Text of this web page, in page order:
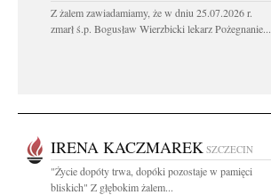
Z żalem zawiadamiamy, że w dniu 25.07.2026 r.
zmarł ś.p. Bogusław Wierzbicki lekarz Pożegnanie...
IRENA KACZMAREK SZCZECIN
"Życie dopóty trwa, dopóki pozostaje w pamięci
bliskich" Z głębokim żalem...